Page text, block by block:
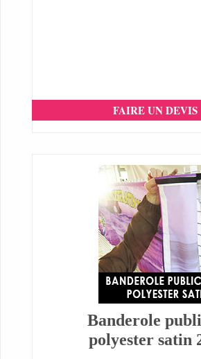
FAIRE UN DEVIS
Banderole
polyester satin